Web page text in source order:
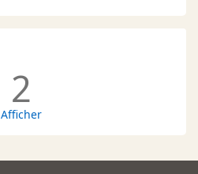
2
Afficher